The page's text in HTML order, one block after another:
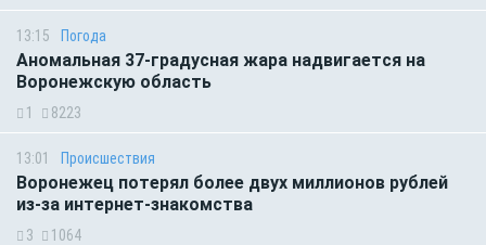
13:15 Погода
Аномальная 37-градусная жара надвигается на
Воронежскую область
1 8223
13:01 Происшествия
Воронежец потерял более двух миллионов рублей
из-за интернет-знакомства
3 1064